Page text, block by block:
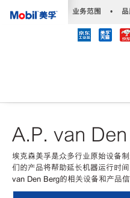
业务范围 •
A.P. van
埃克森美孚是众多行业原始设备
们的产品将帮助延长机器运行时
van Den Berg的相关设备和产品